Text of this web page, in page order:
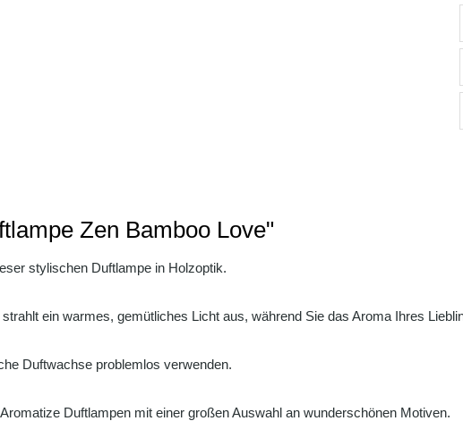
Zen Bamboo Love"
stylischen Duftlampe in Holzoptik.
ein warmes, gemütliches Licht aus, während Sie das Aroma Ihres
Duftwachse problemlos verwenden.
Duftlampen mit einer großen Auswahl an wunderschönen Motiven.